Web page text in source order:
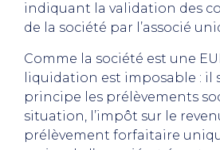
indiquant la validation des
de la société par l’associé
Comme la société est une
liquidation est imposable : il
principe les prélèvements
situation, l’impôt sur le
prélèvement forfaitaire